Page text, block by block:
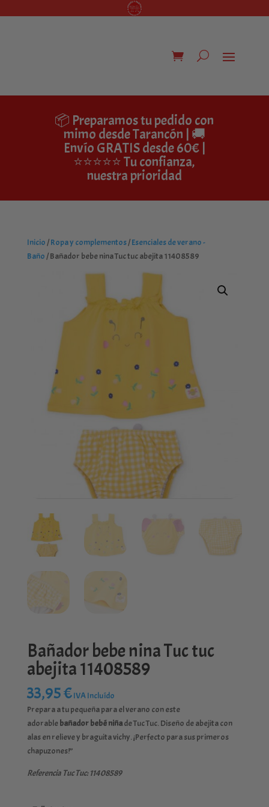
📦 Preparamos tu pedido con
mimo desde Tarancón | 🚚
Envío GRATIS desde 60€ |
⭐⭐⭐⭐⭐ Tu confianza,
nuestra prioridad
Inicio /Ropa y complementos/Esenciales de verano -
Baño / Bañador bebe nina Tuc tuc abejita 11408589
Bañador bebe nina Tuc tuc
abejita 11408589
33,95€IVA Incluído
Prepara a tu pequeña para el verano con este
adorable bañador bebé niñade Tuc Tuc. Diseño de abejita con
alas en relieve y braguita vichy. ¡Perfecto para sus primeros
chapuzones!”
Referencia Tuc Tuc: 11408589